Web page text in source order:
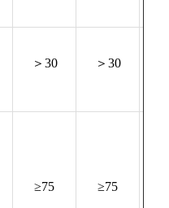
＞30 ＞30
≥75 ≥75